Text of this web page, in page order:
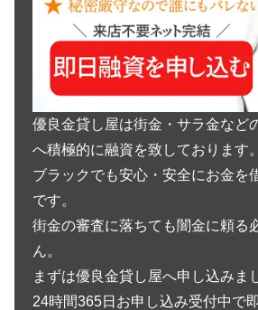
優良金貸し屋は街金・サラ金など
へ積極的に融資を致しております。
ブラックでも安心・安全にお金を
です。
街金の審査に落ちても闇金に頼る
ん。
まずは優良金貸し屋へ申し込みま
24時間365日お申し込み受付中で